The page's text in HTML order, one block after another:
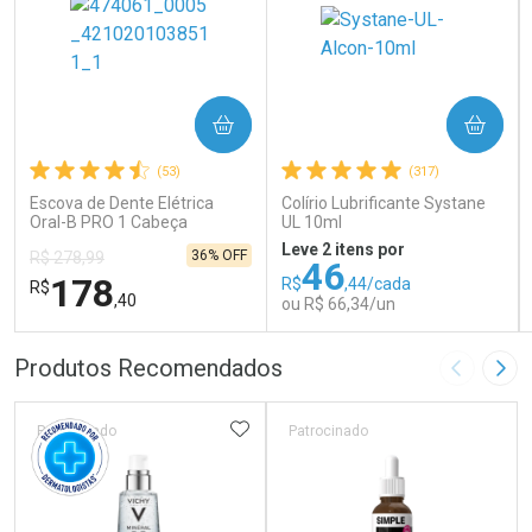
(53)
Escova de Dente Elétrica
Oral-B PRO 1 Cabeça
Redonda Recarregável 1
Unidade
R$ 278,99
R$178,40
36% OFF
COMPRAR
FECHAR
FECHAR
Por Menos
(317)
Colírio Lubrificante Systane
UL 10ml
Leve 2 itens por
R$46,44/cada
ou R$ 66,34/un
COMPRAR
Por Menos
Produtos Recomendados Imagem
Patrocinado ADICIONAR AOS FAVORITOS
Patrocinado